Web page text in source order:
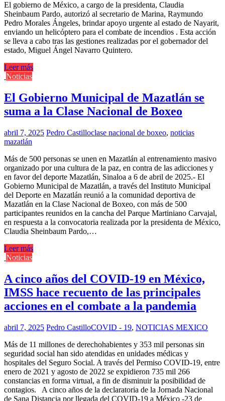
El gobierno de México, a cargo de la presidenta, Claudia
Sheinbaum Pardo, autorizó al secretario de Marina, Raymundo
Pedro Morales Ángeles, brindar apoyo urgente al estado de Nayarit,
enviando un helicóptero para el combate de incendios . Esta acción
se lleva a cabo tras las gestiones realizadas por el gobernador del
estado, Miguel Ángel Navarro Quintero.
Leer más
Noticias
El Gobierno Municipal de Mazatlán se
suma a la Clase Nacional de Boxeo
abril 7, 2025 Pedro Castilloclase nacional de boxeo, noticias
mazatlán
Más de 500 personas se unen en Mazatlán al entrenamiento masivo
organizado por una cultura de la paz, en contra de las adicciones y
en favor del deporte Mazatlán, Sinaloa a 6 de abril de 2025.- El
Gobierno Municipal de Mazatlán, a través del Instituto Municipal
del Deporte en Mazatlán reunió a la comunidad deportiva de
Mazatlán en la Clase Nacional de Boxeo, con más de 500
participantes reunidos en la cancha del Parque Martiniano Carvajal,
en respuesta a la convocatoria realizada por la presidenta de México,
Claudia Sheinbaum Pardo,…
Leer más
Noticias
A cinco años del COVID-19 en México,
IMSS hace recuento de las principales
acciones en el combate a la pandemia
abril 7, 2025 Pedro CastilloCOVID - 19, NOTICIAS MEXICO
Más de 11 millones de derechohabientes y 353 mil personas sin
seguridad social han sido atendidas en unidades médicas y
hospitales del Seguro Social. A través del Permiso COVID-19, entre
enero de 2021 y agosto de 2022 se expidieron 735 mil 266
constancias en forma virtual, a fin de disminuir la posibilidad de
contagios. A cinco años de la declaratoria de la Jornada Nacional
de Sana Distancia por llegada del COVID-19 a México -23 de